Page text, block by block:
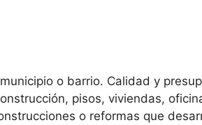
o barrio. Calidad y
pisos, viviendas,
o reformas que